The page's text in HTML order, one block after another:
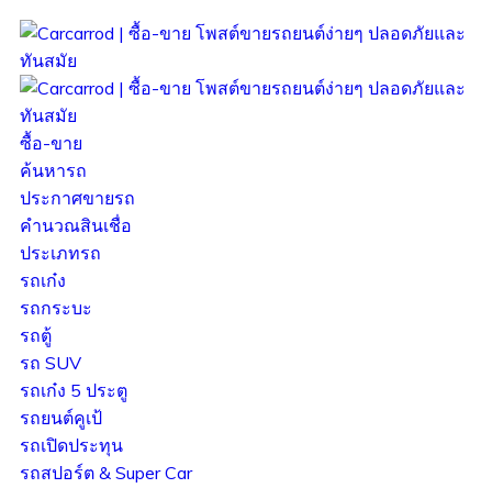
ซื้อ-ขาย
ค้นหารถ
ประกาศขายรถ
คำนวณสินเชื่อ
ประเภทรถ
รถเก๋ง
รถกระบะ
รถตู้
รถ SUV
รถเก๋ง 5 ประตู
รถยนต์คูเป้
รถเปิดประทุน
รถสปอร์ต & Super Car